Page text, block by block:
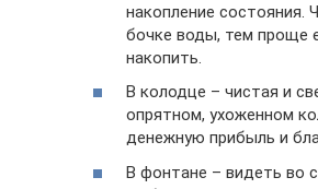
накопление состояния.
бочке воды, тем проще
накопить.
В колодце – чистая и
опрятном, ухоженном
денежную прибыль и
В фонтане – видеть во